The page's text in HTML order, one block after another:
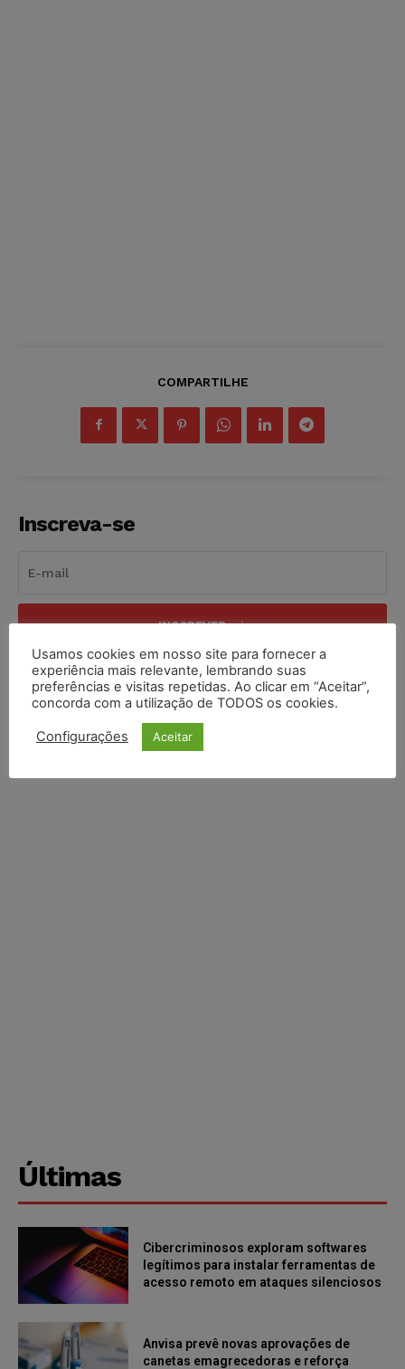
COMPARTILHE
Inscreva-se
INSCREVER
Li e aceito aPolítica de Privacidade.
Últimas
Cibercriminosos exploram softwares
legítimos para instalar ferramentas de
acesso remoto em ataques silenciosos
Anvisa prevê novas aprovações de
canetas emagrecedoras e reforça
Usamos cookies em nosso site para fornecer a
experiência mais relevante, lembrando suas
preferências e visitas repetidas. Ao clicar em “Aceitar”,
concorda com a utilização de TODOS os cookies.
Configurações Aceitar